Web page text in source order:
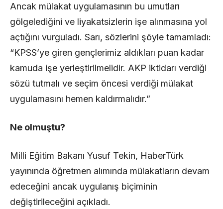
Ancak mülakat uygulamasının bu umutları
gölgelediğini ve liyakatsizlerin işe alınmasına yol
açtığını vurguladı. Sarı, sözlerini şöyle tamamladı:
“KPSS’ye giren gençlerimiz aldıkları puan kadar
kamuda işe yerleştirilmelidir. AKP iktidarı verdiği
sözü tutmalı ve seçim öncesi verdiği mülakat
uygulamasını hemen kaldırmalıdır.”
Ne olmuştu?
Milli Eğitim Bakanı Yusuf Tekin, HaberTürk
yayınında öğretmen alımında mülakatların devam
edeceğini ancak uygulanış biçiminin
değiştirileceğini açıkladı.